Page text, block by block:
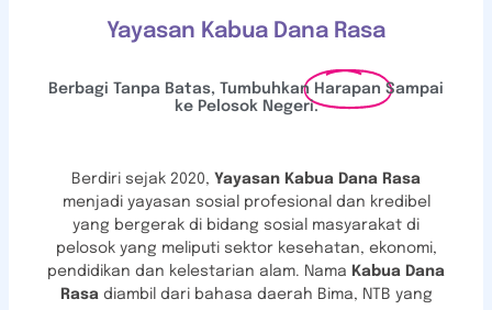
Yayasan Kabua Dana Rasa
Berbagi Tanpa Batas, Tumbuhkan Harapan Sampai
ke Pelosok Negeri.
Berdiri sejak 2020, Yayasan Kabua Dana Rasa
menjadi yayasan sosial profesional dan kredibel
yang bergerak di bidang sosial masyarakat di
pelosok yang meliputi sektor kesehatan, ekonomi,
pendidikan dan kelestarian alam. Nama Kabua Dana
Rasadiambil dari bahasa daerah Bima, NTB yang